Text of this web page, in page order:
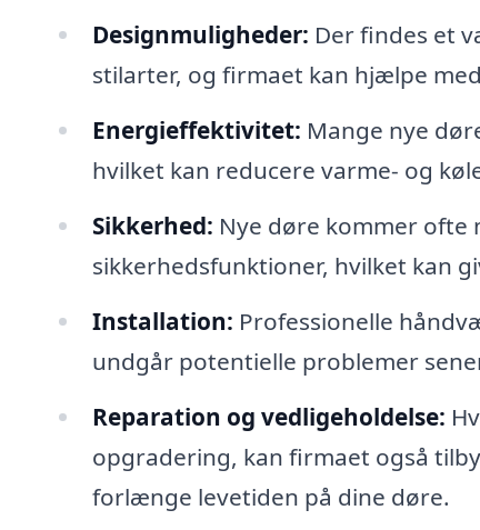
Designmuligheder: Der findes et
stilarter, og firmaet kan hjælpe
Energieffektivitet: Mange nye
hvilket kan reducere varme- og
Sikkerhed: Nye døre kommer ofte
sikkerhedsfunktioner, hvilket kan
Installation: Professionelle
undgår potentielle problemer
Reparation og vedligeholdelse:
opgradering, kan firmaet også
forlænge levetiden på dine døre.